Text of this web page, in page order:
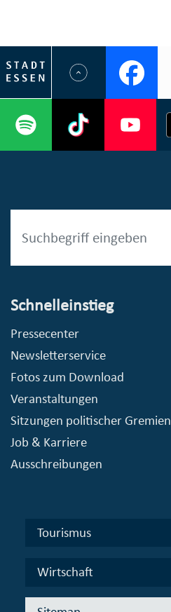
Schnelleinstieg
Pressecenter
Newsletterservice
Fotos zum Download
Veranstaltungen
Sitzungen politischer Gremien
Job & Karriere
Ausschreibungen
Tourismus
Wirtschaft